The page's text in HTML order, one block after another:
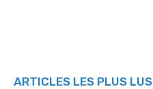
ARTICLES LES PLUS LUS